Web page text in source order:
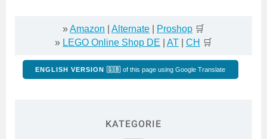
»Amazon Alternate Proshop 🛒
» LEGO Online Shop DE AT CH 🛒
ENGLISH VERSION 🇬🇧 of this page using Google Translate
KATEGORIE